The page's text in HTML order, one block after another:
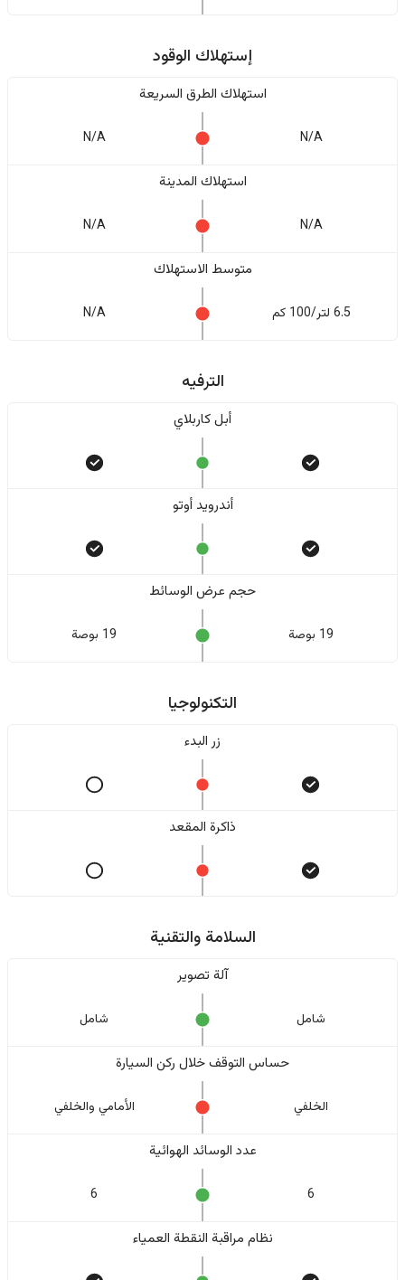
إستهلاك الوقود
استهلاك الطرق السريعة
N/A
N/A
استهلاك المدينة
N/A
N/A
متوسط الاستهلاك
6.5 لتر/100 كم N/A
الترفيه
أبل كاربلاي
أندرويد أوتو
حجم عرض الوسائط
19 بوصة 19 بوصة
التكنولوجيا
زر البدء
ذاكرة المقعد
السلامة والتقنية
آلة تصوير
شامل شامل
حساس التوقف خلال ركن السيارة
الخلفي الأمامي والخلفي
عدد الوسائد الهوائية
6
6
نظام مراقبة النقطة العمياء